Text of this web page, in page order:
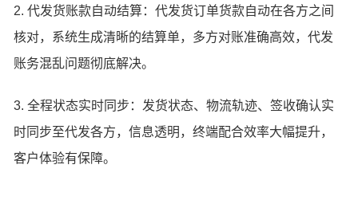
2. 代发货账款自动结算：代发货订单货款自动在各方之间
核对，系统生成清晰的结算单，多方对账准确高效，代发
账务混乱问题彻底解决。
3. 全程状态实时同步：发货状态、物流轨迹、签收确认实
时同步至代发各方，信息透明，终端配合效率大幅提升，
客户体验有保障。